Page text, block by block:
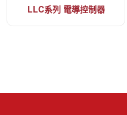
LLC系列 電導控制器